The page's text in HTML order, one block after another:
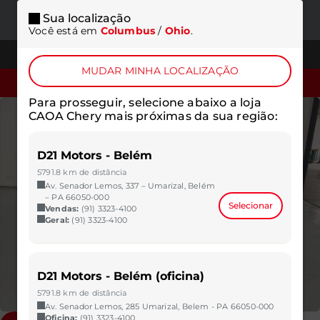
MENU
TELEFONES
Sua localização
Você está em Columbus / Ohio.
MUDAR MINHA LOCALIZAÇÃO
Para prosseguir, selecione abaixo a loja
CAOA Chery mais próximas da sua região:
D21 Motors - Belém
5791.8 km de distância
Av. Senador Lemos, 337 – Umarizal, Belém
– PA 66050-000
Vendas: (91) 3323-4100
Geral: (91) 3323-4100
Selecionar
D21 Motors - Belém (oficina)
5791.8 km de distância
Av. Senador Lemos, 285 Umarizal, Belem - PA 66050-000
Oficina: (91) 3323-4100